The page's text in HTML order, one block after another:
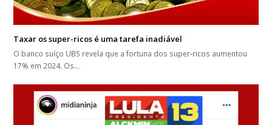
Taxar os super-ricos é uma tarefa inadiável
O banco suíço UBS revela que a fortuna dos super-ricos aumentou
17% em 2024. Os…